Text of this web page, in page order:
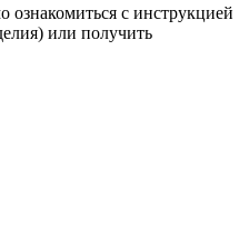
с инструкцией
или получить